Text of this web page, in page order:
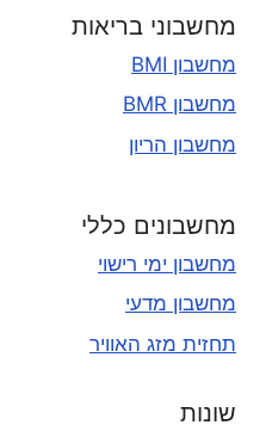
מחשבוני בריאות
מחשבון BMI
מחשבון BMR
מחשבון הריון
מחשבונים כללי
מחשבון ימי רישוי
מחשבון מדעי
תחזית מזג האוויר
שונות